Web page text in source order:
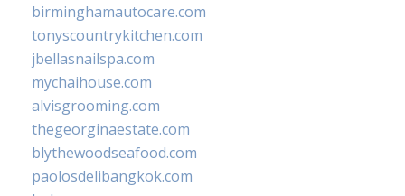
birminghamautocare.com
tonyscountrykitchen.com
jbellasnailspa.com
mychaihouse.com
alvisgrooming.com
thegeorginaestate.com
blythewoodseafood.com
paolosdelibangkok.com